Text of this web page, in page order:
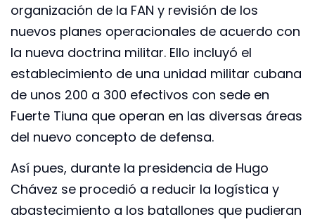
organización de la FAN y revisión de los
nuevos planes operacionales de acuerdo con
la nueva doctrina militar. Ello incluyó el
establecimiento de una unidad militar cubana
de unos 200 a 300 efectivos con sede en
Fuerte Tiuna que operan en las diversas áreas
del nuevo concepto de defensa.
Así pues, durante la presidencia de Hugo
Chávez se procedió a reducir la logística y
abastecimiento a los batallones que pudieran